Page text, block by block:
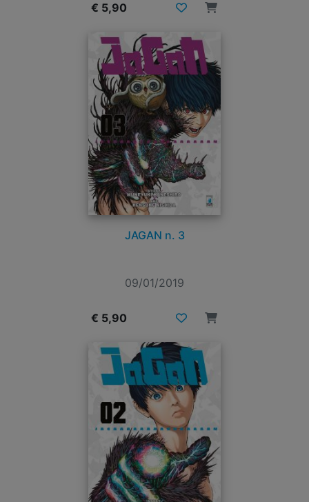
€ 5,90
JAGAN n. 3
09/01/2019
€ 5,90